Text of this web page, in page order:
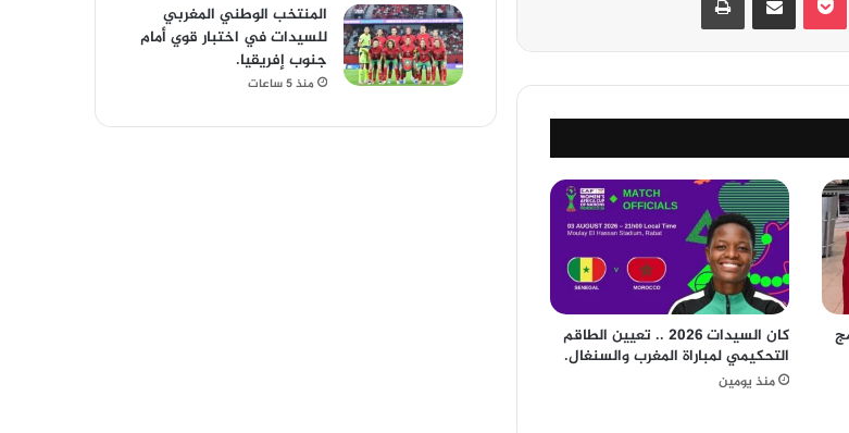
كان السيدات 2026 .. تعيين الطاقم
التحكيمي لمباراة المغرب والسنغال.
منذ يومين
المنتخب الوطني المغربي
للسيدات في اختبار قوي أمام
جنوب إفريقيا.
منذ 5 ساعات